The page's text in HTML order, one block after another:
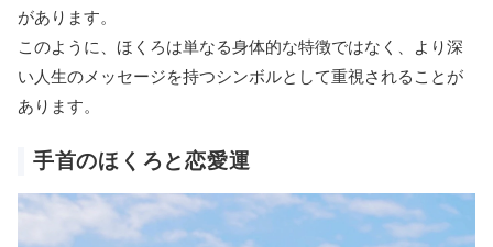
があります。
このように、ほくろは単なる身体的な特徴ではなく、より深
い人生のメッセージを持つシンボルとして重視されることが
あります。
手首のほくろと恋愛運